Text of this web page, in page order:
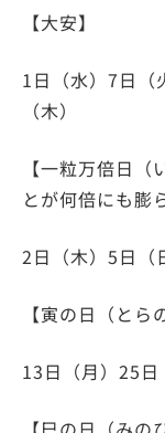
【大安】
1日（水）7日（
（木）
【一粒万倍日
とが何倍にも膨
2日（木）5日（
【寅の日（と
13日（月）25日